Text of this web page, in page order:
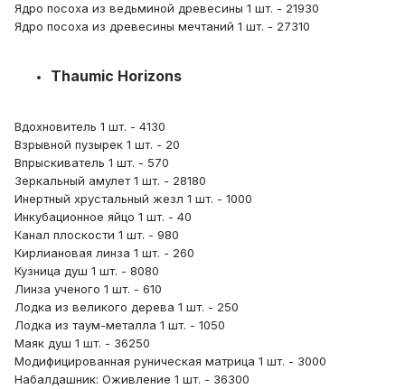
Ядро посоха из ведьминой древесины 1 шт. - 21930
Ядро посоха из древесины мечтаний 1 шт. - 27310
Thaumic Horizons
Вдохновитель 1 шт. - 4130
Взрывной пузырек 1 шт. - 20
Впрыскиватель 1 шт. - 570
Зеркальный амулет 1 шт. - 28180
Инертный хрустальный жезл 1 шт. - 1000
Инкубационное яйцо 1 шт. - 40
Канал плоскости 1 шт. - 980
Кирлиановая линза 1 шт. - 260
Кузница душ 1 шт. - 8080
Линза ученого 1 шт. - 610
Лодка из великого дерева 1 шт. - 250
Лодка из таум-металла 1 шт. - 1050
Маяк душ 1 шт. - 36250
Модифицированная руническая матрица 1 шт. - 3000
Набалдашник: Оживление 1 шт. - 36300